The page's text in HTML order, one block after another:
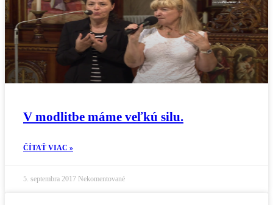
V modlitbe máme veľkú silu.
ČÍTAŤ VIAC »
5. septembra 2017 Nekomentované